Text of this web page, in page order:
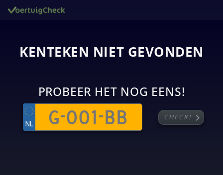
KENTEKEN NIET GEVONDEN
PROBEER HET NOG EENS!
CHECK! chevron_right